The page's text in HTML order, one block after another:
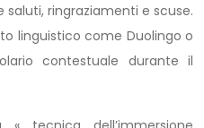
ringraziamenti e scuse.
linguistico come Duolingo o
contestuale durante il